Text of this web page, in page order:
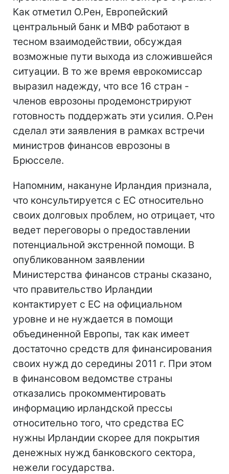
Как отметил О.Рен, Европейский
центральный банк и МВФ работают в
тесном взаимодействии, обсуждая
возможные пути выхода из сложившейся
ситуации. В то же время еврокомиссар
выразил надежду, что все 16 стран -
членов еврозоны продемонстрируют
готовность поддержать эти усилия. О.Рен
сделал эти заявления в рамках встречи
министров финансов еврозоны в
Брюсселе.
Напомним, накануне Ирландия признала,
что консультируется с ЕС относительно
своих долговых проблем, но отрицает, что
ведет переговоры о предоставлении
потенциальной экстренной помощи. В
опубликованном заявлении
Министерства финансов страны сказано,
что правительство Ирландии
контактирует с ЕС на официальном
уровне и не нуждается в помощи
объединенной Европы, так как имеет
достаточно средств для финансирования
своих нужд до середины 2011 г. При этом
в финансовом ведомстве страны
отказались прокомментировать
информацию ирландской прессы
относительно того, что средства ЕС
нужны Ирландии скорее для покрытия
денежных нужд банковского сектора,
нежели государства.